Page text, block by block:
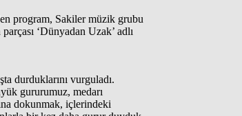
program, Sakiler müzik grubu
‘Dünyadan Uzak’ adlı
durduklarını vurguladı.
gururumuz, medarı
dokunmak, içlerindeki